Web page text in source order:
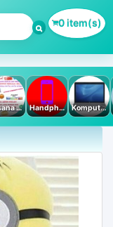
0 item(s)
Busana Muslim Handphone & Tablet Komputer PC & Laptop